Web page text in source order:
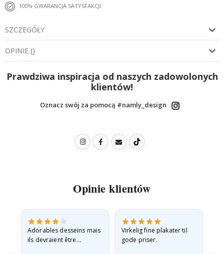
100% GWARANCJA SATYSFAKCJI
SZCZEGÓŁY
OPINIE ()
Prawdziwa inspiracja od naszych zadowolonych
klientów!
Oznacz swój za pomocą #namly_design
Opinie klientów
Adorables desseins mais
ils devraient être
Virkelig fine plakater til
gode priser.